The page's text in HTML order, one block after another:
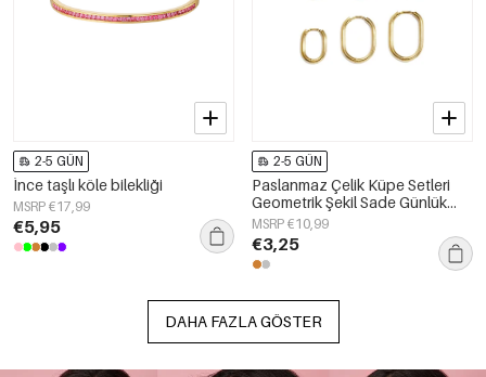
2-5 GÜN
İnce taşlı köle bilekliği
MSRP €17,99
€5,95
2-5 GÜN
Paslanmaz Çelik Küpe Setleri
Geometrik Şekil Sade Günlük
Seri Kadın Takıları
MSRP €10,99
€3,25
DAHA FAZLA GÖSTER